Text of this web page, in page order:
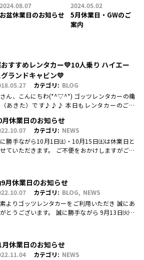
2024.08.07
お盆休業日のお知らせ
2024.05.02
5月休業日・GWのご
案内
すすめレンタカー💛10人乗り ハイエー
グランドキャビン💛
カテゴリ: BLOG
ん、こんにちわ(*^▽^*) ゴッツレンタカーの穐
あきた）です♪♪♪ 本日もレンタカーのご利
とうございます(.....
月休業日のお知らせ
カテゴリ: NEWS
勝手ながら10月1日㈯・10月15日㈯は休業日と
ていただきます。 ご不便をおかけしますがご理
月休業日のお知らせ
カテゴリ: BLOG
NEWS
よりゴッツレンタカーをご利用いただき 誠にあ
がとうございます。 誠に勝手ながら 9月13日㈫・
月休業日のお知らせ
カテゴリ: NEWS